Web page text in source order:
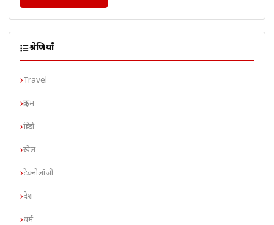
श्रेणियाँ
Travel
क्राइम
क्रिप्टो
खेल
टेक्नोलॉजी
देश
धर्म